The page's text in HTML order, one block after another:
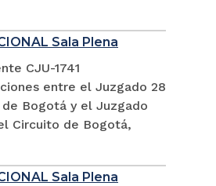
Sala Plena
CJU-1741
entre el Juzgado 28
Bogotá y el Juzgado
Circuito de Bogotá,
Sala Plena